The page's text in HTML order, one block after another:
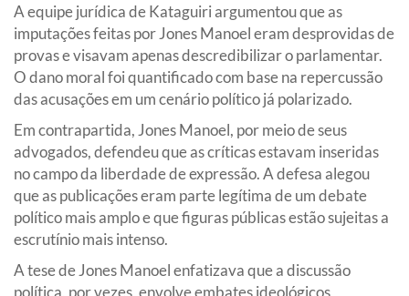
A equipe jurídica de Kataguiri argumentou que as
imputações feitas por Jones Manoel eram desprovidas de
provas e visavam apenas descredibilizar o parlamentar.
O dano moral foi quantificado com base na repercussão
das acusações em um cenário político já polarizado.
Em contrapartida, Jones Manoel, por meio de seus
advogados, defendeu que as críticas estavam inseridas
no campo da liberdade de expressão. A defesa alegou
que as publicações eram parte legítima de um debate
político mais amplo e que figuras públicas estão sujeitas a
escrutínio mais intenso.
A tese de Jones Manoel enfatizava que a discussão
política, por vezes, envolve embates ideológicos